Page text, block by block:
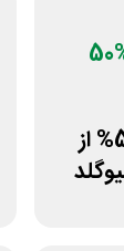
کد تخفیف 50% از